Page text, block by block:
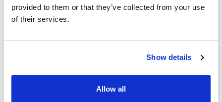
provided to them or that they’ve collected from your use
of their services.
Show details
Allow all
Ota yhteyttä, tai jätä yhteystietosi.
JÄTÄ YHTEYDENOTTOPYYNTÖ